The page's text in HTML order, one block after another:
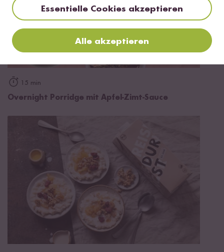
15 min
Overnight Porridge mit Apfel-Zimt-Sauce
Essentielle Cookies akzeptieren
Alle akzeptieren